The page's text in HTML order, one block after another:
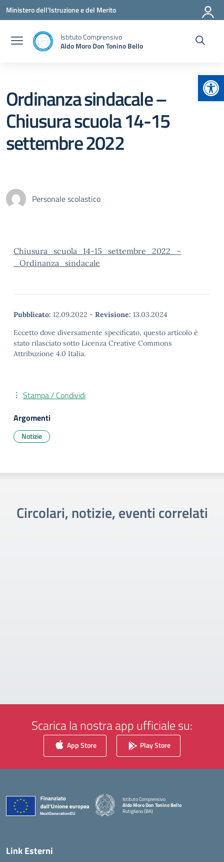
Vai ai contenuti
Vai al menu di navigazione
Vai al footer
Ministero dell'Istruzione e del Merito
Istituto Comprensivo
Aldo Moro Don Tonino Bello
Ordinanza sindacale –
Chiusura scuola 14-15
settembre 2022
Personale scolastico
Chiusura_scuola_14-15_settembre_2022_–
_Ordinanza_sindacale
Pubblicato: 12.09.2022 - Revisione: 13.03.2024
Eccetto dove diversamente specificato, questo articolo è
stato rilasciato sotto Licenza Creative Commons
Attribuzione 4.0 Italia.
Stampa / Condividi
Argomenti
Notizie
Circolari, notizie, eventi correlati
Scarica la nostra app ufficiale su:
App Store Play Store
Istituto Comprensivo
Aldo Moro Don Tonino Bello
Rutigliano (BA)
— Visita la pagina iniziale della scuola
Link Esterni